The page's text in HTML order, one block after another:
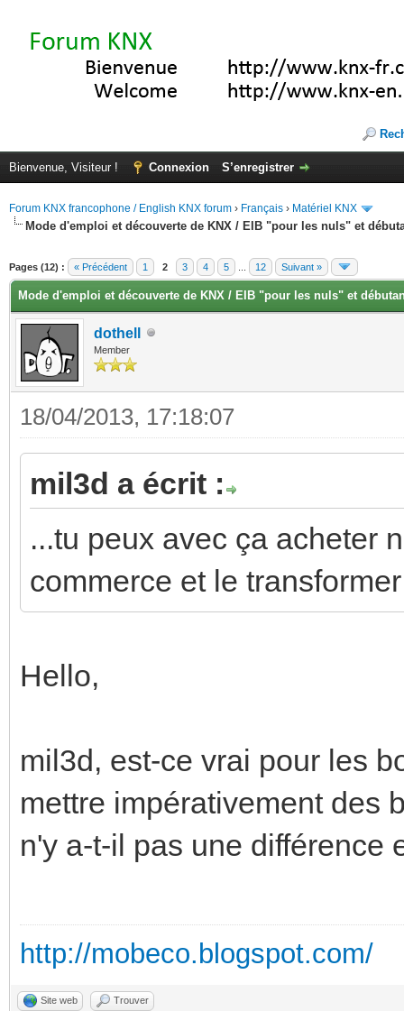
Bienvenue, Visiteur ! Connexion S’enregistrer
Forum KNX francophone / English KNX forum › Français › Matériel KNX
Mode d'emploi et découverte de KNX / EIB "pour les nuls" et
Pages (12) : « Précédent 1 2 3 4 5 12 Suivant »
Mode d'emploi et découverte de KNX / EIB "pour les nuls" et
dothell
Member
18/04/2013, 17:18:07
mil3d a écrit :
...tu peux avec ça acheter
commerce et le
Hello,
mil3d, est-ce vrai pour les
mettre impérativement des
n'y a-t-il pas une différence
http://mobeco.blogspot.com/
Site web Trouver